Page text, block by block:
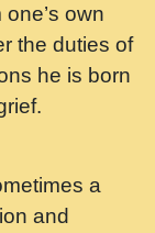
-
own
the duties of
he is born
a
and